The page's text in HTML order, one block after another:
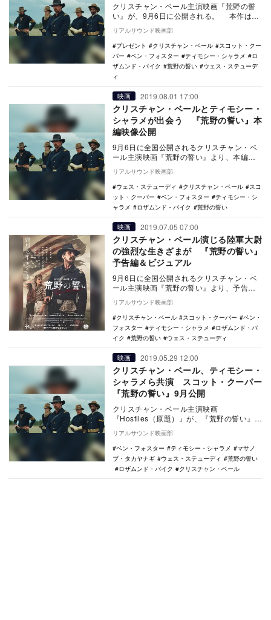
クリスチャン・ベール主演映画『荒野の誓
い』が、9月6日に公開される。 本作は、
『ブラック・スキャンダル』『ファーナス
／訣別…
リアルサウンド映画部
プレゼント
クリスチャン・ベール
スコット・クー
パー
ベン・フォスター ティモシー・シャラメ
ロ
ザムンド・パイク
荒野の誓い
ウェス・ステューデ
ィ
映画 2019.08.01 17:00
クリスチャン・ベールとティモシー・
シャラメが出会う 『荒野の誓い』本
編映像公開
9月6日に全国公開されるクリスチャン・ベ
ール主演映画『荒野の誓い』より、本編映
像が公開された。 本作は、 『ブラック・
スキャ…
リアルサウンド映画部
ウェス・ステューディ
クリスチャン・ベール
スコ
ット・クーパー
ベン・フォスター
ティモシー・シ
ャラメ
ロザムンド・パイク 荒野の誓い
映画 2019.07.05 07:00
クリスチャン・ベール演じる陸軍大尉
の強烈な生きざまが 『荒野の誓い』
予告編＆ビジュアル
9月6日に全国公開されるクリスチャン・ベ
ール主演映画『荒野の誓い』より、予告編
とビジュアルが公開された。 本作は、
『ブ…
リアルサウンド映画部
クリスチャン・ベール
スコット・クーパー
ベン・
フォスター
ティモシー・シャラメ
ロザムンド・パ
イク
荒野の誓い ウェス・ステューディ
映画 2019.05.29 12:00
クリスチャン・ベール、ティモシー・
シャラメら共演 スコット・クーパー
『荒野の誓い』9月公開
クリスチャン・ベール主演映画
『Hostiles（原題）』が、『荒野の誓い』の
邦題で9月6日に公開されることが決定し
た。 本作…
リアルサウンド映画部
ベン・フォスター
ティモシー・シャラメ
マサノ
ブ・タカヤナギ
ウェス・ステューディ
荒野の誓い
ロザムンド・パイク
クリスチャン・ベール